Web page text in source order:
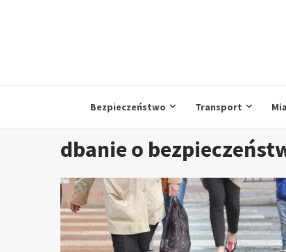
Bezpieczeństwo Transport
dbanie o